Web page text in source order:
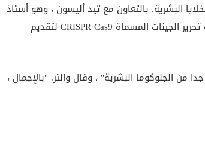
البشرية. بالتعاون مع تيد أليسون ، وهو أستاذ
مشارك في علم الوراثة الطبية في جامعة U ، استخدم الفريق تقنية تحرير الجينات المسماة CRISPR Cas9 لتقديم
الجلوكوما البشرية" ، وقال والتر. "بالإجمال ،